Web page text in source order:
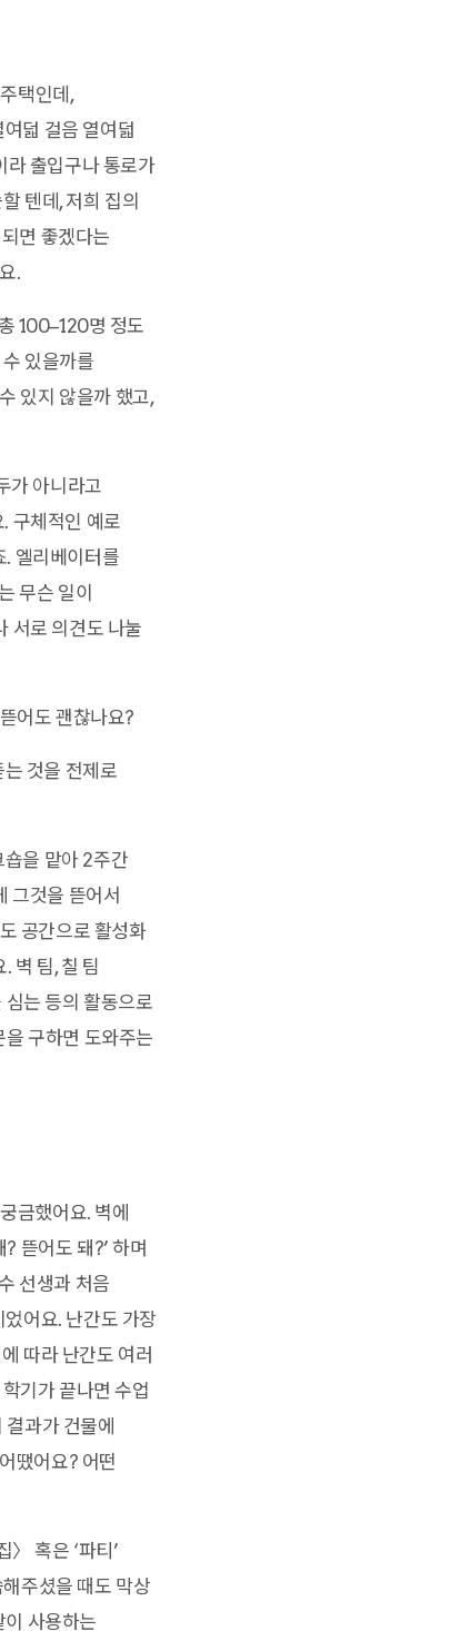
택인데,
덟 걸음 열여덟
라 출입구나 통로가
텐데, 저희 집의
면 좋겠다는
.
100–120명 정도
있을까를
있지 않을까 했고,
가 아니라고
구체적인 예로
. 엘리베이터를
무슨 일이
서로 의견도 나눌
어도 괜찮나요?
것을 전제로
숍을 맡아 2주간
그것을 뜯어서
공간으로 활성화
벽 팀, 칠 팀
심는 등의 활동으로
구하면 도와주는
금했어요. 벽에
뜯어도 돼?’ 하며
선생과 처음
어요. 난간도 가장
따라 난간도 여러
기가 끝나면 수업
과가 건물에
땠어요? 어떤
혹은 ‘파티’
주셨을 때도 막상
이 사용하는